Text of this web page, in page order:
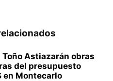
Toño Astiazarán obras
del presupuesto
en Montecarlo